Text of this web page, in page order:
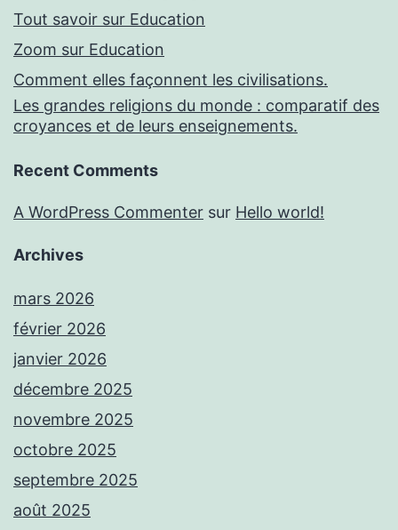
Tout savoir sur Education
Zoom sur Education
Comment elles façonnent les civilisations.
Les grandes religions du monde : comparatif des
croyances et de leurs enseignements.
Recent Comments
A WordPress Commenter sur Hello world!
Archives
mars 2026
février 2026
janvier 2026
décembre 2025
novembre 2025
octobre 2025
septembre 2025
août 2025